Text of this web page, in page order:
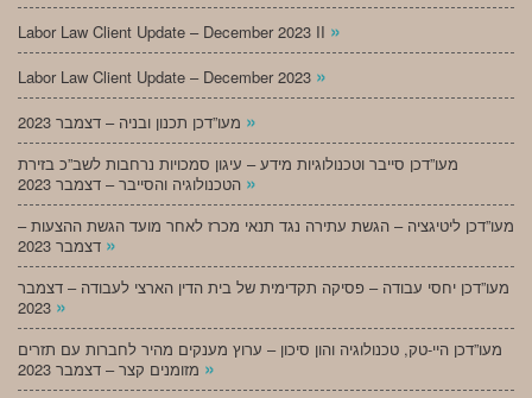
Labor Law Client Update – December 2023 II »
Labor Law Client Update – December 2023 »
»
מעו”דכן סייבר וטכנולוגיות מידע – עיגון סמכויות נרחבות לשב”כ בזירת
»
מעו”דכן ליטיגציה – הגשת עתירה נגד תנאי מכרז לאחר מועד הגשת ההצעות –
»
מעו”דכן יחסי עבודה – פסיקה תקדימית של בית הדין הארצי לעבודה – דצמבר
»
מעו”דכן היי-טק, טכנולוגיה והון סיכון – ערוץ מענקים מהיר לחברות עם תזרים
»